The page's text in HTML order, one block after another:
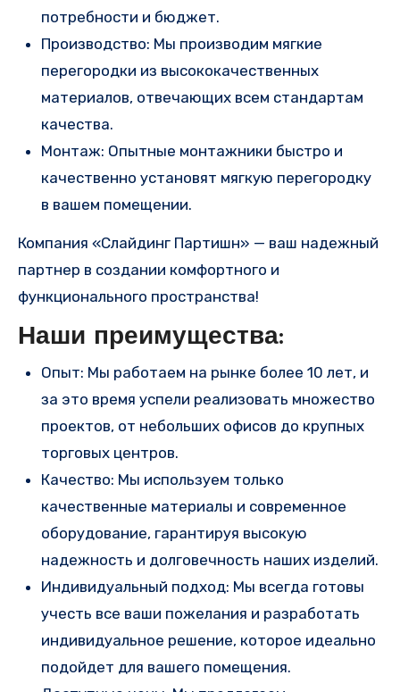
потребности и бюджет.
Производство: Мы производим мягкие
перегородки из высококачественных
материалов, отвечающих всем стандартам
качества.
Монтаж: Опытные монтажники быстро и
качественно установят мягкую перегородку
в вашем помещении.
Компания «Слайдинг Партишн» — ваш надежный
партнер в создании комфортного и
функционального пространства!
Наши преимущества:
Опыт: Мы работаем на рынке более 10 лет, и
за это время успели реализовать множество
проектов, от небольших офисов до крупных
торговых центров.
Качество: Мы используем только
качественные материалы и современное
оборудование, гарантируя высокую
надежность и долговечность наших изделий.
Индивидуальный подход: Мы всегда готовы
учесть все ваши пожелания и разработать
индивидуальное решение, которое идеально
подойдет для вашего помещения.